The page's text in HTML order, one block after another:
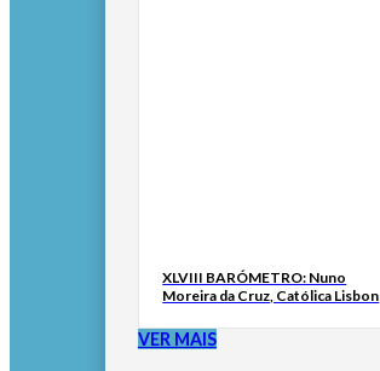
XLVIII BARÓMETRO: Nuno
Moreira da Cruz, Católica Lisbon
VER MAIS